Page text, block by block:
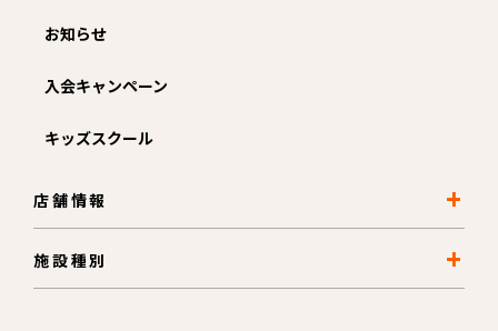
お知らせ
入会キャンペーン
キッズスクール
店舗情報
施設種別